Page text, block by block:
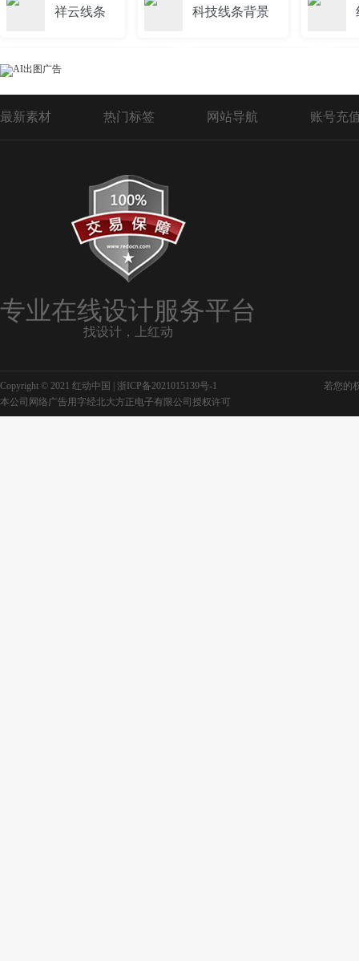
祥云线条 科技线条背景
蓝色动感线条背景
线条边框 蓝色动感线条
蓝色动感科技线条
动感科技线条
最新素材 热门标签 网站导航 账号充
专业在线设计服务平台
找设计，上红动
Copyright © 2021 红动中国 | 浙ICP备2021015139号-1
若您的
本公司网络广告用字经北大方正电子有限公司授权许可